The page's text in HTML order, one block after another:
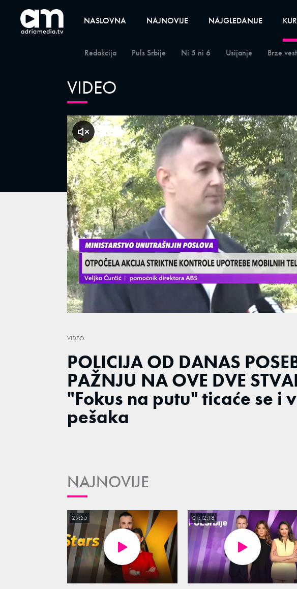
NASLOVNA NAJNOVIJE NAJGLEDANIJE
Redakcija Puls Srbije Ni 5 ni 6 Usijanje Brze
VIDEO
Unmute
Loaded:
klikni za zvuk
VIDEO
POLICIJA OD DANAS
PAŽNJU NA OVE DVE
"Fokus na putu" ticaće se i
pešaka
NAJNOVIJE
29:55 01:12:18